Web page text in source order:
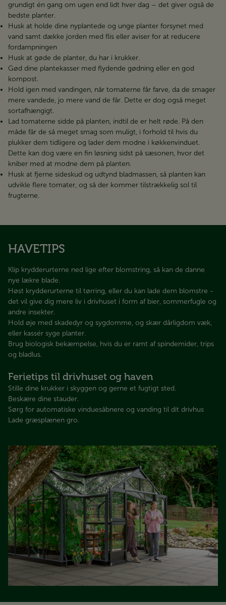
grundigt én gang om ugen end lidt hver dag – det giver også de
bedste planter.
Husk at holde dine nyplantede og unge planter forsynet med
vand samt dække jorden med flis eller aviser for at reducere
fordampningen
Husk at gøde de planter, du har i krukker.
Gød dine plantekasser med flydende gødning eller en god
kompost.
Hold igen med vandingen, når tomaterne får farve, da de smager
mere vandede, jo mere vand de får. Dette er dog også meget
sortafhængigt.
Lad tomaterne sidde på planten, indtil de er helt røde. På den
måde får de så meget smag som muligt, i forhold til hvis du
plukker dem tidligere og lader dem modne i køkkenvinduet.
Dette kan dog være en fin løsning sidst på sæsonen, hvor det
kniber med at modne dem på planten.
Husk at fjerne sideskud og udtynd bladmassen, så planten kan
udvikle flere tomater, og så der kommer tilstrækkelig sol til
frugterne.
HAVETIPS
Klip krydderurterne ned lige efter blomstring, så kan de danne
nye lækre blade.
Høst krydderurterne til tørring, eller du kan lade dem blomstre -
det vil give dig mere liv i drivhuset i form af bier, sommerfugle og
andre insekter.
Hold øje med skadedyr og sygdomme, og skær dårligdom væk,
eller kassér syge planter.
Brug biologisk bekæmpelse, hvis du er ramt af spindemider, trips
og bladlus.
Ferietips til drivhuset og haven
Stille dine krukker i skyggen og gerne et fugtigt sted.
Beskære dine stauder.
Sørg for automatiske vinduesåbnere og vanding til dit drivhus
Lade græsplænen gro.